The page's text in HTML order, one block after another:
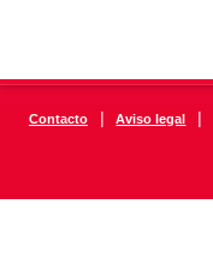
Contacto | Aviso legal |